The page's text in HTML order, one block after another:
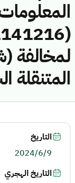
لمخالفة
المتنقلة
التاريخ
2024/6/9
التاريخ الهجري